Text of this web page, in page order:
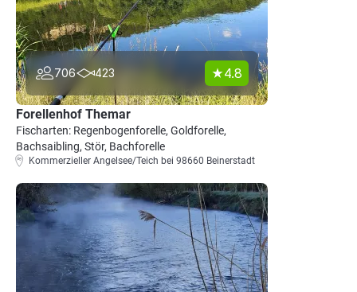
706 423 4.8
Forellenhof Themar
Fischarten: Regenbogenforelle, Goldforelle,
Bachsaibling, Stör, Bachforelle
Kommerzieller Angelsee/Teich bei 98660 Beinerstadt